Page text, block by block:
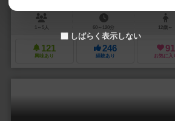
1～5人 60～120分 12歳～
121
興味あり
246
経験あり
91
お気に入り
しばらく表示しない